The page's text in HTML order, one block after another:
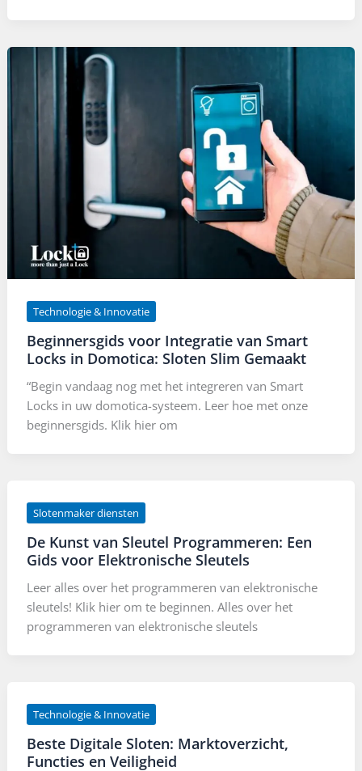
Technologie & Innovatie
Beginnersgids voor Integratie van Smart
Locks in Domotica: Sloten Slim Gemaakt
“Begin vandaag nog met het integreren van Smart
Locks in uw domotica-systeem. Leer hoe met onze
beginnersgids. Klik hier om
Slotenmaker diensten
De Kunst van Sleutel Programmeren: Een
Gids voor Elektronische Sleutels
Leer alles over het programmeren van elektronische
sleutels! Klik hier om te beginnen. Alles over het
programmeren van elektronische sleutels
Technologie & Innovatie
Beste Digitale Sloten: Marktoverzicht,
Functies en Veiligheid